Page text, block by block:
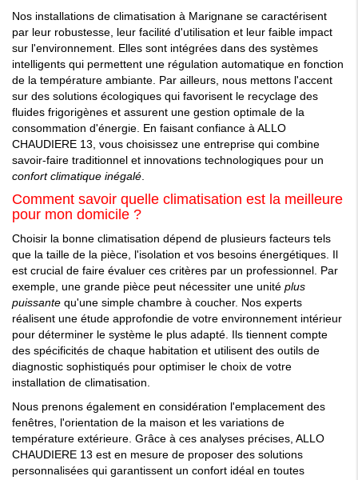
Nos installations de climatisation à Marignane se caractérisent
par leur robustesse, leur facilité d'utilisation et leur faible impact
sur l'environnement. Elles sont intégrées dans des systèmes
intelligents qui permettent une régulation automatique en fonction
de la température ambiante. Par ailleurs, nous mettons l'accent
sur des solutions écologiques qui favorisent le recyclage des
fluides frigorigènes et assurent une gestion optimale de la
consommation d'énergie. En faisant confiance à ALLO
CHAUDIERE 13, vous choisissez une entreprise qui combine
savoir-faire traditionnel et innovations technologiques pour un
confort climatique inégalé.
Comment savoir quelle climatisation est la meilleure
pour mon domicile ?
Choisir la bonne climatisation dépend de plusieurs facteurs tels
que la taille de la pièce, l'isolation et vos besoins énergétiques. Il
est crucial de faire évaluer ces critères par un professionnel. Par
exemple, une grande pièce peut nécessiter une unité plus
puissante qu'une simple chambre à coucher. Nos experts
réalisent une étude approfondie de votre environnement intérieur
pour déterminer le système le plus adapté. Ils tiennent compte
des spécificités de chaque habitation et utilisent des outils de
diagnostic sophistiqués pour optimiser le choix de votre
installation de climatisation.
Nous prenons également en considération l'emplacement des
fenêtres, l'orientation de la maison et les variations de
température extérieure. Grâce à ces analyses précises, ALLO
CHAUDIERE 13 est en mesure de proposer des solutions
personnalisées qui garantissent un confort idéal en toutes